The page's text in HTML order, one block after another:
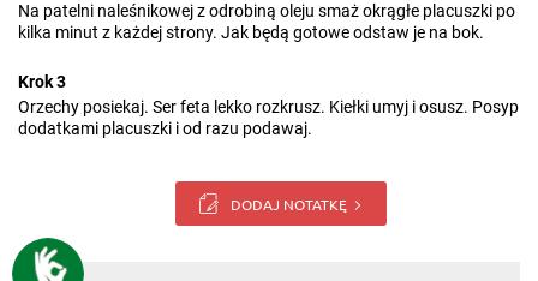
Na patelni naleśnikowej z odrobiną oleju smaż okrągłe placuszki po
kilka minut z każdej strony. Jak będą gotowe odstaw je na bok.
Krok 3
Orzechy posiekaj. Ser feta lekko rozkrusz. Kiełki umyj i osusz. Posyp
dodatkami placuszki i od razu podawaj.
DODAJ NOTATKĘ